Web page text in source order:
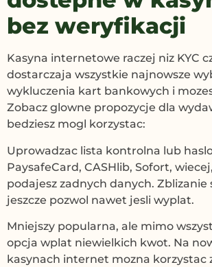
bez weryfikacji
Kasyna internetowe raczej niz KYC
dostarczaja wszystkie najnowsze
wykluczenia kart bankowych i
Zobacz glowne propozycje dla
bedziesz mogl korzystac:
Uprowadzac lista kontrolna lub
PaysafeCard, CASHlib, Sofort,
podajesz zadnych danych. Zblizanie
jeszcze pozwol nawet jesli wyplat.
Mniejszy popularna, ale mimo
opcja wplat niewielkich kwot. Na
kasynach internet mozna korzystac